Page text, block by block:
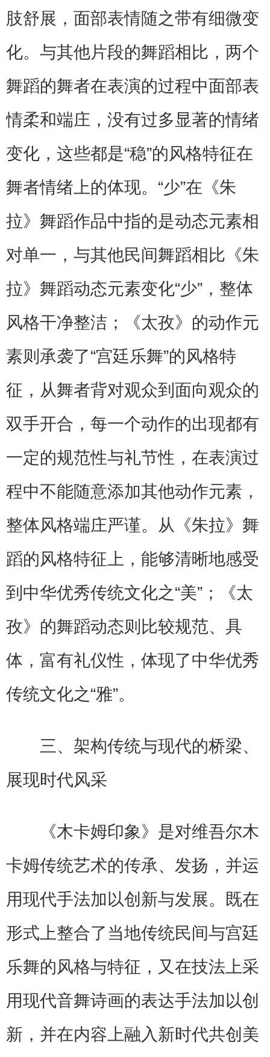
肢舒展，面部表情随之带有细微变
化。与其他片段的舞蹈相比，两个
舞蹈的舞者在表演的过程中面部表
情柔和端庄，没有过多显著的情绪
变化，这些都是“稳”的风格特征在
舞者情绪上的体现。“少”在《朱
拉》舞蹈作品中指的是动态元素相
对单一，与其他民间舞蹈相比《朱
拉》舞蹈动态元素变化“少”，整体
风格干净整洁；《太孜》的动作元
素则承袭了“宫廷乐舞”的风格特
征，从舞者背对观众到面向观众的
双手开合，每一个动作的出现都有
一定的规范性与礼节性，在表演过
程中不能随意添加其他动作元素，
整体风格端庄严谨。从《朱拉》舞
蹈的风格特征上，能够清晰地感受
到中华优秀传统文化之“美”；《太
孜》的舞蹈动态则比较规范、具
体，富有礼仪性，体现了中华优秀
传统文化之“雅”。
三、架构传统与现代的桥梁、
展现时代风采
《木卡姆印象》是对维吾尔木
卡姆传统艺术的传承、发扬，并运
用现代手法加以创新与发展。既在
形式上整合了当地传统民间与宫廷
乐舞的风格与特征，又在技法上采
用现代音舞诗画的表达手法加以创
新，并在内容上融入新时代共创美